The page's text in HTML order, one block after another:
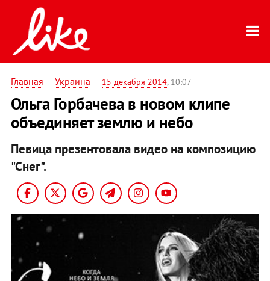
Главная — Украина — 15 декабря 2014, 10:07
Ольга Горбачева в новом клипе
объединяет землю и небо
Певица презентовала видео на композицию
"Снег".